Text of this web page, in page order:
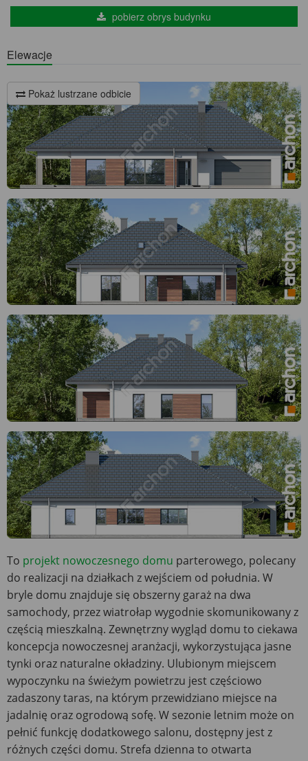
pobierz obrys budynku
Elewacje
Pokaż lustrzane odbicie
To projekt nowoczesnego domu parterowego, polecany
do realizacji na działkach z wejściem od południa. W
bryle domu znajduje się obszerny garaż na dwa
samochody, przez wiatrołap wygodnie skomunikowany z
częścią mieszkalną. Zewnętrzny wygląd domu to ciekawa
koncepcja nowoczesnej aranżacji, wykorzystująca jasne
tynki oraz naturalne okładziny. Ulubionym miejscem
wypoczynku na świeżym powietrzu jest częściowo
zadaszony taras, na którym przewidziano miejsce na
jadalnię oraz ogrodową sofę. W sezonie letnim może on
pełnić funkcję dodatkowego salonu, dostępny jest z
różnych części domu. Strefa dzienna to otwarta